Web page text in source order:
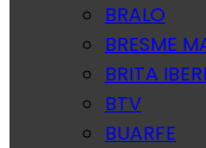
BRALO
BRESME
BRITA
BTV
BUARFE